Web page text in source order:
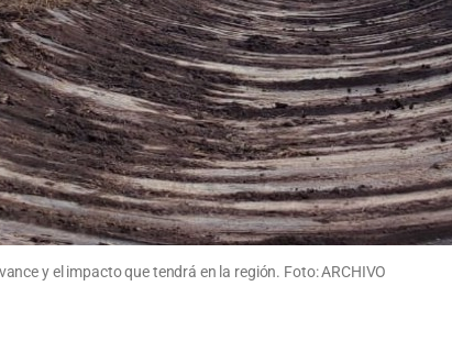
y el impacto que tendrá en la región. Foto: ARCHIVO